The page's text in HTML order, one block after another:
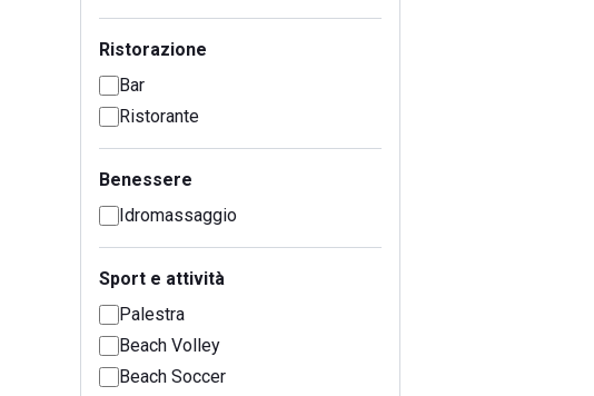
Ristorazione
Bar
Ristorante
Benessere
Idromassaggio
Sport e attività
Palestra
Beach Volley
Beach Soccer